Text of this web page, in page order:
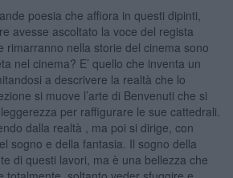
poesia che affiora in questi dipinti,
avesse ascoltato la voce del regista
rimarranno nella storie del cinema sono
nel cinema? E’ quello che inventa un
a descrivere la realtà che lo
si muove l’arte di Benvenuti che si
per raffigurare le sue cattedrali.
dalla realtà , ma poi si dirige, con
sogno e della fantasia. Il sogno della
di questi lavori, ma è una bellezza che